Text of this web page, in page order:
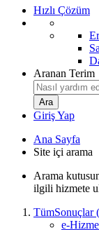
Hızlı Çözüm
Aranan Terim
Giriş Yap
Ana Sayfa
Site içi arama
Arama
ilgili hizmete
TümSonuçlar
e-